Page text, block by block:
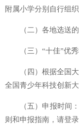
附属小学分别自行组
（二）各地选送
（三）“十佳”优
（四）根据全国
全国青少年科技创新大
（五）申报时间
则和申报指南，请登